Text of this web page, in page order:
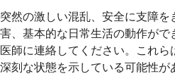
突然の激しい混乱、安全に支障
害、基本的な日常生活の動作がで
医師に連絡してください。これら
深刻な状態を示している可能性が